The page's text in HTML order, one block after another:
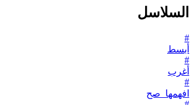
السلاسل
#
أبسط
#
أغرب
#
افهمها_صح